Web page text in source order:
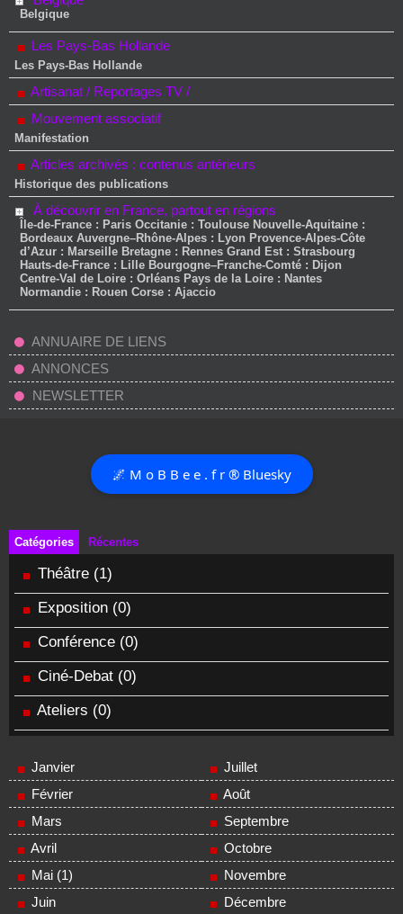
Belgique
Les Pays-Bas Hollande
Les Pays-Bas Hollande
Artisanat / Reportages TV /
Mouvement associatif
Manifestation
Articles archivés : contenus antérieurs
Historique des publications
À découvrir en France, partout en régions
Île-de-France : Paris Occitanie : Toulouse Nouvelle-Aquitaine :
Bordeaux Auvergne–Rhône-Alpes : Lyon Provence-Alpes-Côte
d’Azur : Marseille Bretagne : Rennes Grand Est : Strasbourg
Hauts-de-France : Lille Bourgogne–Franche-Comté : Dijon
Centre-Val de Loire : Orléans Pays de la Loire : Nantes
Normandie : Rouen Corse : Ajaccio
ANNUAIRE DE LIENS
ANNONCES
NEWSLETTER
🌌 M o B B e e . f r ® Bluesky
Catégories Récentes
Théâtre (1)
Exposition (0)
Conférence (0)
Ciné-Debat (0)
Ateliers (0)
Janvier
Février
Mars
Avril
Mai (1)
Juin
Juillet
Août
Septembre
Octobre
Novembre
Décembre